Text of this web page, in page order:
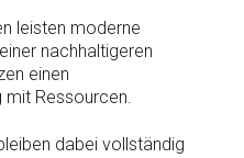
leisten moderne
nachhaltigeren
einen
Ressourcen.
dabei vollständig